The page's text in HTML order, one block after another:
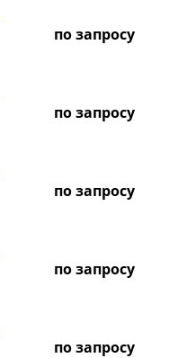
по запросу
по запросу
по запросу
по запросу
по запросу